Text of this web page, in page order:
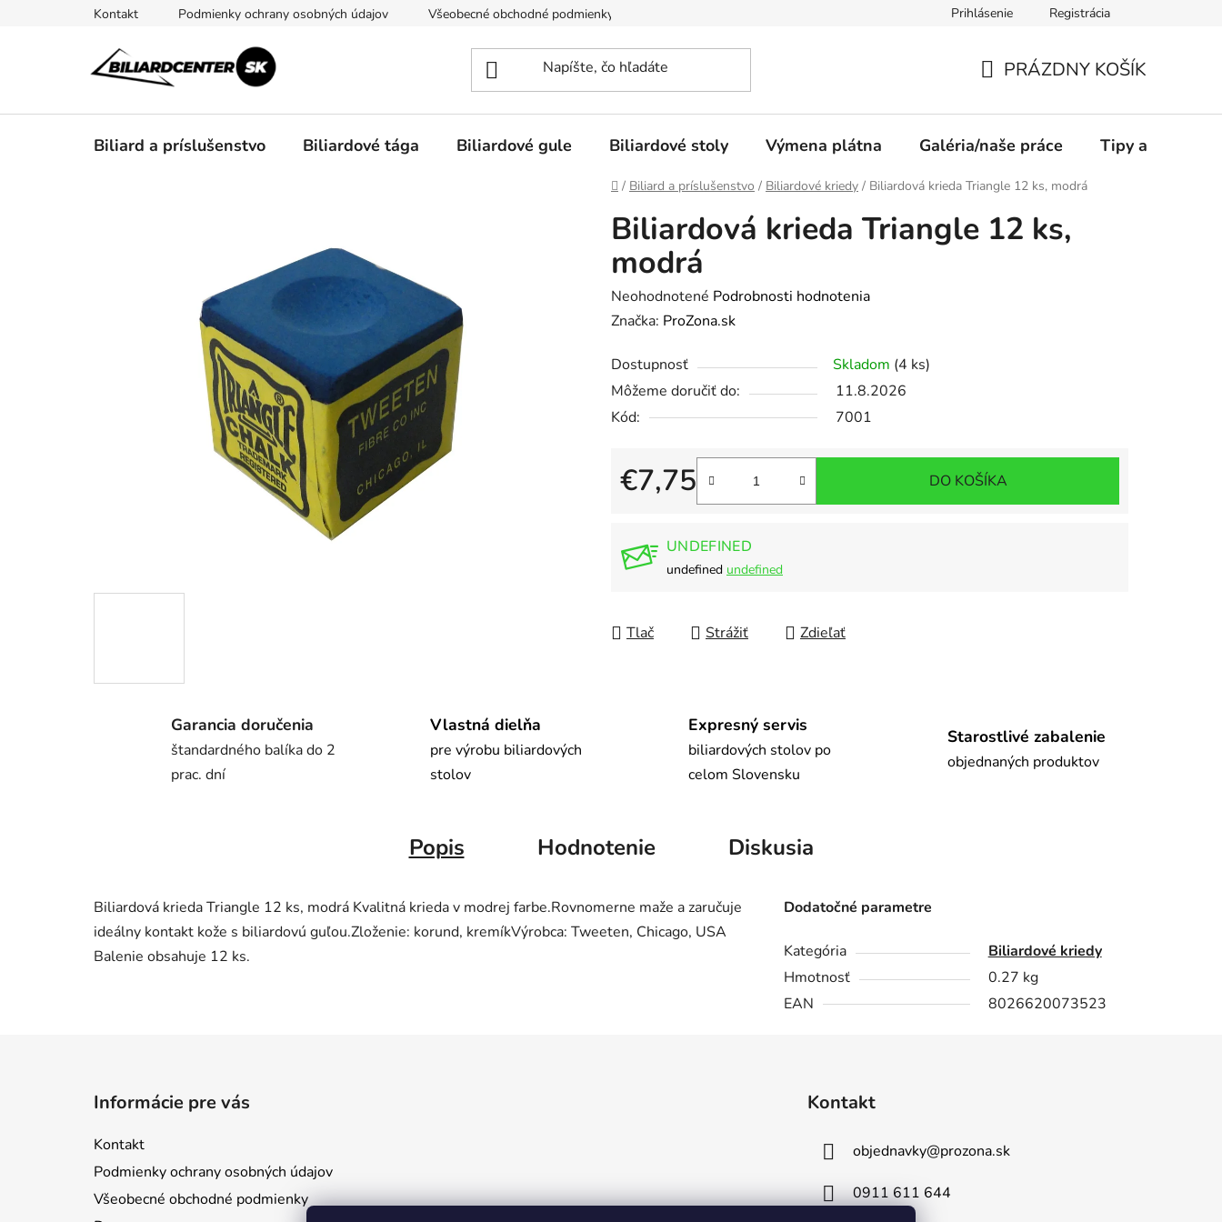
Kontakt Podmienky ochrany osobných údajov Všeobecné obchodné podmienky Prihlásenie Registrácia
KOŠÍK
PRÁZDNY KOŠÍK
Biliard a príslušenstvo Biliardové tága Biliardové gule Biliardové stoly Výmena plátna Galéria/naše práce Tipy a rady
Domov
/ Biliard a príslušenstvo / Biliardové kriedy / Biliardová krieda Triangle 12 ks, modrá
Biliardová krieda Triangle 12 ks,
modrá
Priemerné
hodnotenie
je
0,0
z
hviezdičiek.
Neohodnotené Podrobnosti hodnotenia
Značka: ProZona.sk
Dostupnosť Skladom (4 ks)
Môžeme doručiť do:
11.8.2026
Kód:
7001
€7,75
Jednotková cena:
DO KOŠÍKA
UNDEFINED
undefined undefined
Tlač Strážiť Zdieľať
Garancia doručenia
štandardného balíka do 2
prac. dní
Vlastná dielňa
pre výrobu biliardových
stolov
Expresný servis
biliardových stolov po
celom Slovensku
Starostlivé zabalenie
objednaných produktov
Popis Hodnotenie Diskusia
Biliardová krieda Triangle 12 ks, modrá Kvalitná krieda v modrej farbe.Rovnomerne maže a zaručuje
ideálny kontakt kože s biliardovú guľou.Zloženie: korund, kremíkVýrobca: Tweeten, Chicago, USA
Balenie obsahuje 12 ks.
Dodatočné parametre
Kategória
Biliardové kriedy
Hmotnosť
0.27 kg
EAN
8026620073523
Informácie pre vás
Kontakt
Podmienky ochrany osobných údajov
Všeobecné obchodné podmienky
Kontakt
objednavky@prozona.sk
0911 611 644